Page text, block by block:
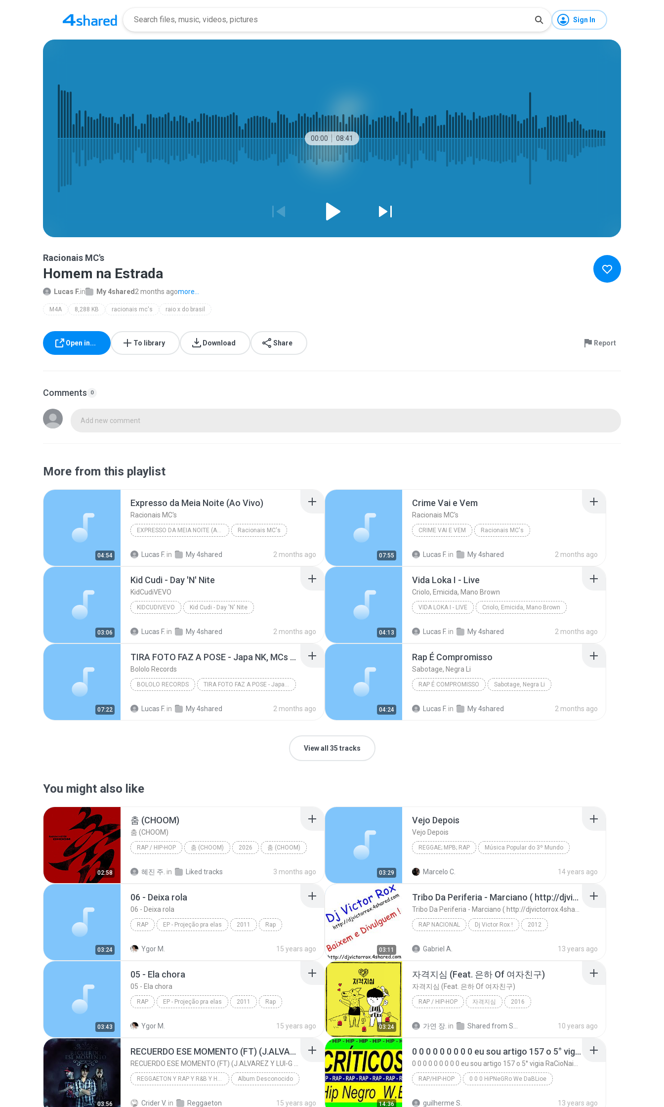
Sign In
00:00 08:41
Racionais MC's
Homem na Estrada
Lucas F.in My 4shared 2 months agomore...
M4A 8,288 KB racionais mc's raio x do brasil
Open in... To library Download Share Report
Comments 0
Add new comment
More from this playlist
04:54
Expresso da Meia Noite (Ao Vivo)
Racionais MC's
EXPRESSO DA MEIA NOITE (AO VIVO) Racionais MC's
Lucas F. in My 4shared 2 months ago 07:55
Crime Vai e Vem
Racionais MC's
CRIME VAI E VEM Racionais MC's
Lucas F. in My 4shared 2 months ago
03:06
Kid Cudi - Day 'N' Nite
KidCudiVEVO
KIDCUDIVEVO Kid Cudi - Day 'N' Nite
Lucas F. in My 4shared 2 months ago 04:13
Vida Loka I - Live
Criolo, Emicida, Mano Brown
VIDA LOKA I - LIVE Criolo, Emicida, Mano Brown
Lucas F. in My 4shared 2 months ago
07:22
TIRA FOTO FAZ A POSE - Japa NK, MCs GH do 7, Lele JP, Ryan, IG, Rodrigo do CN, Jacaré, Lekão (Clipe)
Bololo Records
BOLOLO RECORDS TIRA FOTO FAZ A POSE - Japa NK, MCs GH do 7, Lele ...
Lucas F. in My 4shared 2 months ago 04:24
Rap É Compromisso
Sabotage, Negra Li
RAP É COMPROMISSO Sabotage, Negra Li
Lucas F. in My 4shared 2 months ago
View all 35 tracks
You might also like
02:58
춤 (CHOOM)
춤 (CHOOM)
RAP / HIP-HOP 춤 (CHOOM) 2026 춤 (CHOOM)
혜진 주. in Liked tracks 3 months ago 03:29
Vejo Depois
Vejo Depois
REGGAE; MPB; RAP Música Popular do 3º Mundo
Marcelo C. 14 years ago
03:24
06 - Deixa rola
06 - Deixa rola
RAP EP - Projeção pra elas 2011 Rap
Ygor M. 15 years ago 03:11
Tribo Da Periferia - Marciano ( http://djvictorrox.4shared.com )
RAP NACIONAL Dj Victor Rox ! 2012
Gabriel A. 13 years ago
03:43
05 - Ela chora
05 - Ela chora
RAP EP - Projeção pra elas 2011 Rap
Ygor M. 15 years ago 03:24
자격지심 (Feat. 은하 Of 여자친구)
자격지심 (Feat. 은하 Of 여자친구)
RAP / HIP-HOP 자격지심 2016
가연 장. in 10 years ago
03:56
RECUERDO ESE MOMENTO (FT) (J.ALVAREZ Y LUI-G 21 PLUS)
REGGAETON Y RAP Y R&B Y HIP HOP Album Desconocido
Crider V. in Reggaeton 15 years ago 14:36
0 0 0 0 0 0 0 0 0 eu sou artigo 157 o 5° vigia RaCioNaiS MCS
RAP/HIP-HOP 0 0 0 HiPNeGRo We DaBLioe
guilherme S. 13 years ago